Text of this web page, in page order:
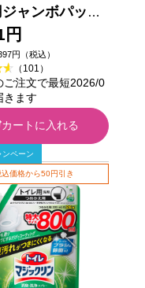
ャンボパック
花王
円（税込）
（101）
ご注文で最短2026/0
きます
カートに入れる
ンペーン
込価格から50円引き